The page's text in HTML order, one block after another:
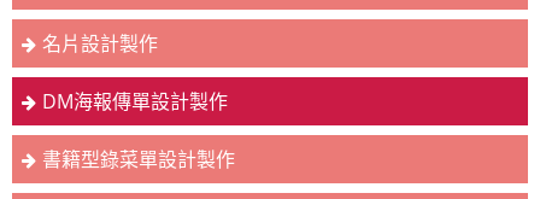
名片設計製作
DM海報傳單設計製作
書籍型錄菜單設計製作